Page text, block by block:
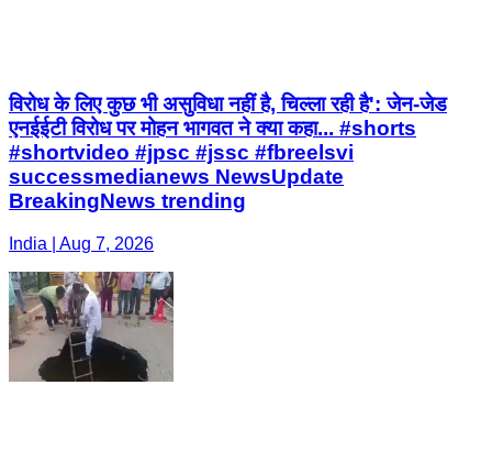
विरोध के लिए कुछ भी असुविधा नहीं है, चिल्ला रही है': जेन-जेड
एनईईटी विरोध पर मोहन भागवत ने क्या कहा... #shorts
#shortvideo #jpsc #jssc #fbreelsvi
successmedianews NewsUpdate
BreakingNews trending
India | Aug 7, 2026